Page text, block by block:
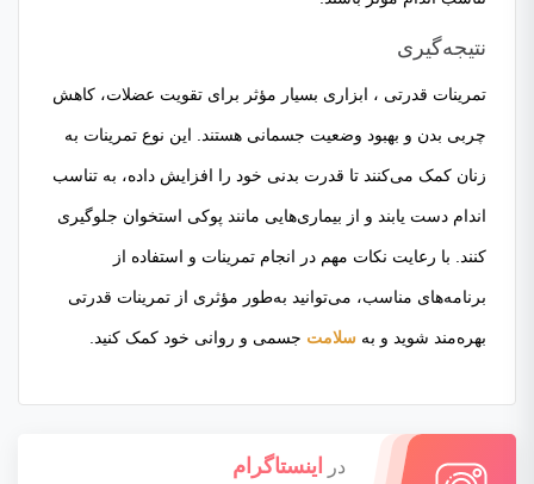
نتیجه‌گیری
تمرینات قدرتی ، ابزاری بسیار مؤثر برای تقویت عضلات، کاهش
چربی بدن و بهبود وضعیت جسمانی هستند. این نوع تمرینات به
زنان کمک می‌کنند تا قدرت بدنی خود را افزایش داده، به تناسب
اندام دست یابند و از بیماری‌هایی مانند پوکی استخوان جلوگیری
کنند. با رعایت نکات مهم در انجام تمرینات و استفاده از
برنامه‌های مناسب، می‌توانید به‌طور مؤثری از تمرینات قدرتی
بهره‌مند شوید و به سلامت جسمی و روانی خود کمک کنید.
در اینستاگرام